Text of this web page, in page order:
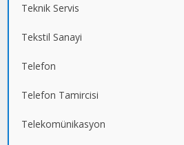
Teknik Servis
Tekstil Sanayi
Telefon
Telefon Tamircisi
Telekomünikasyon